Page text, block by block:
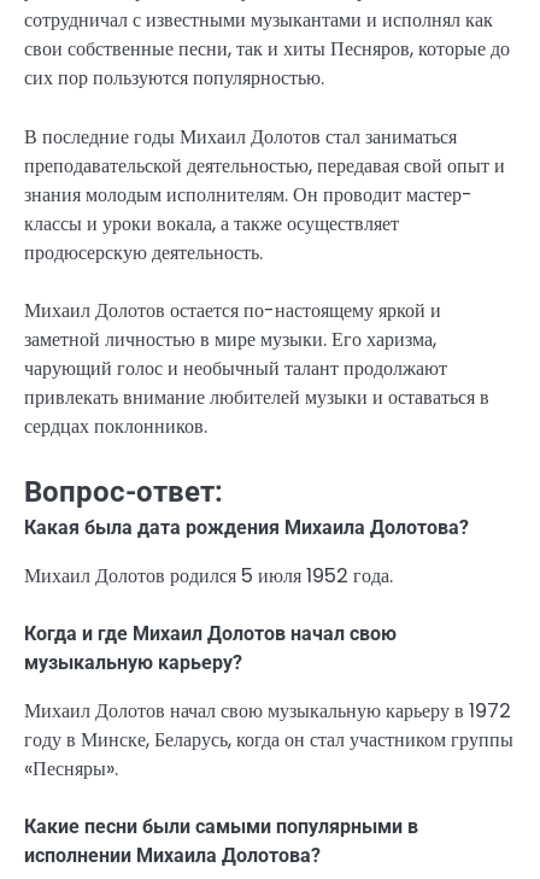
сотрудничал с известными музыкантами и исполнял как
свои собственные песни, так и хиты Песняров, которые до
сих пор пользуются популярностью.
В последние годы Михаил Долотов стал заниматься
преподавательской деятельностью, передавая свой опыт и
знания молодым исполнителям. Он проводит мастер-
классы и уроки вокала, а также осуществляет
продюсерскую деятельность.
Михаил Долотов остается по-настоящему яркой и
заметной личностью в мире музыки. Его харизма,
чарующий голос и необычный талант продолжают
привлекать внимание любителей музыки и оставаться в
сердцах поклонников.
Вопрос-ответ:
Какая была дата рождения Михаила Долотова?
Михаил Долотов родился 5 июля 1952 года.
Когда и где Михаил Долотов начал свою
музыкальную карьеру?
Михаил Долотов начал свою музыкальную карьеру в 1972
году в Минске, Беларусь, когда он стал участником группы
«Песняры».
Какие песни были самыми популярными в
исполнении Михаила Долотова?